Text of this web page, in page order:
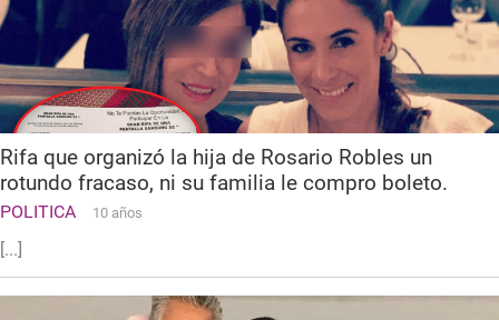
Rifa que organizó la hija de Rosario Robles un
rotundo fracaso, ni su familia le compro boleto.
POLITICA 10 años
[...]